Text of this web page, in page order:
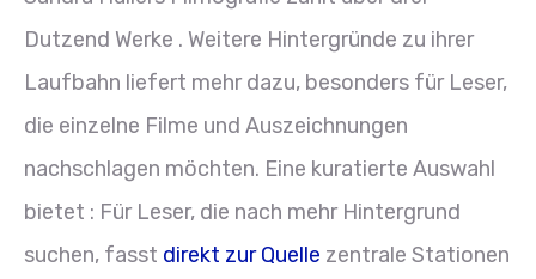
Dutzend Werke . Weitere Hintergründe zu ihrer
Laufbahn liefert mehr dazu, besonders für Leser,
die einzelne Filme und Auszeichnungen
nachschlagen möchten. Eine kuratierte Auswahl
bietet : Für Leser, die nach mehr Hintergrund
suchen, fasst direkt zur Quelle zentrale Stationen